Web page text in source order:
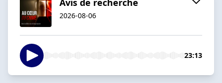
2026-08-06
23:13